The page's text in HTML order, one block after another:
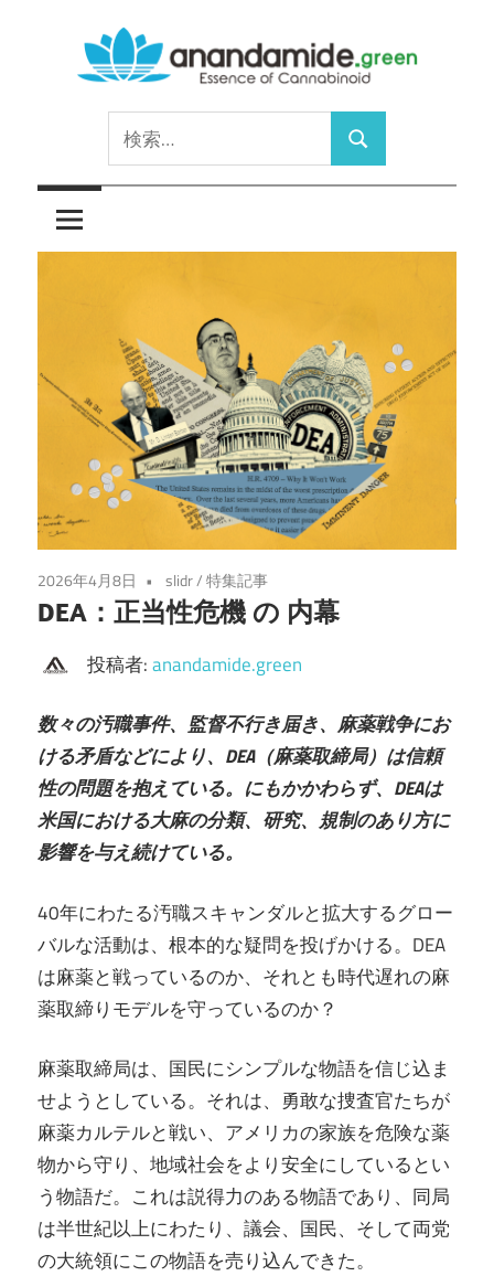
anandamide.green
Cannabinoid
索:
検
索
2026年4月8日 slidr/特集記事
DEA：正当性危機 の 内幕
投稿者:anandamide.green
数々の汚職事件、監督不行き届き、麻薬戦争にお
ける矛盾などにより、DEA（麻薬取締局）は信頼
性の問題を抱えている。にもかかわらず、DEAは
米国における大麻の分類、研究、規制のあり方に
影響を与え続けている。
40年にわたる汚職スキャンダルと拡大するグロー
バルな活動は、根本的な疑問を投げかける。DEA
は麻薬と戦っているのか、それとも時代遅れの麻
薬取締りモデルを守っているのか？
麻薬取締局は、国民にシンプルな物語を信じ込ま
せようとしている。それは、勇敢な捜査官たちが
麻薬カルテルと戦い、アメリカの家族を危険な薬
物から守り、地域社会をより安全にしているとい
う物語だ。これは説得力のある物語であり、同局
は半世紀以上にわたり、議会、国民、そして両党
の大統領にこの物語を売り込んできた。